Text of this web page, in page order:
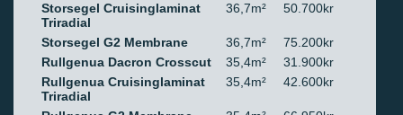
Storsegel Cruisinglaminat
Triradial
36,7m² 50.700kr
Storsegel G2 Membrane 36,7m²
75.200kr
Rullgenua Dacron Crosscut
35,4m²
31.900kr
Rullgenua Cruisinglaminat
Triradial
35,4m² 42.600kr